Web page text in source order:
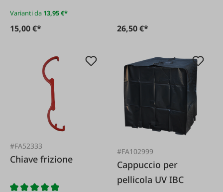
Varianti da 13,95 €*
15,00 €* 26,50 €*
#FA52333
Chiave frizione
#FA102999
Cappuccio per
pellicola UV IBC